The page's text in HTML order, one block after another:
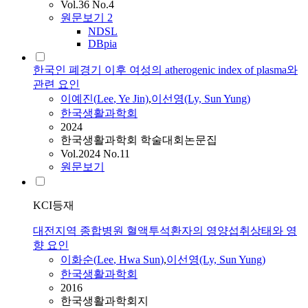
Vol.36 No.4
원문보기 2
NDSL
DBpia
한국인 폐경기 이후 여성의 atherogenic index of plasma와
관련 요인
이예진(Lee, Ye Jin),이선영(Ly, SunYung)
한국생활과학회
2024
한국생활과학회 학술대회논문집
Vol.2024 No.11
원문보기
KCI등재
대전지역 종합병원 혈액투석환자의 영양섭취상태와 영
향 요인
이화순(Lee, Hwa Sun),이선영(Ly, SunYung)
한국생활과학회
2016
한국생활과학회지